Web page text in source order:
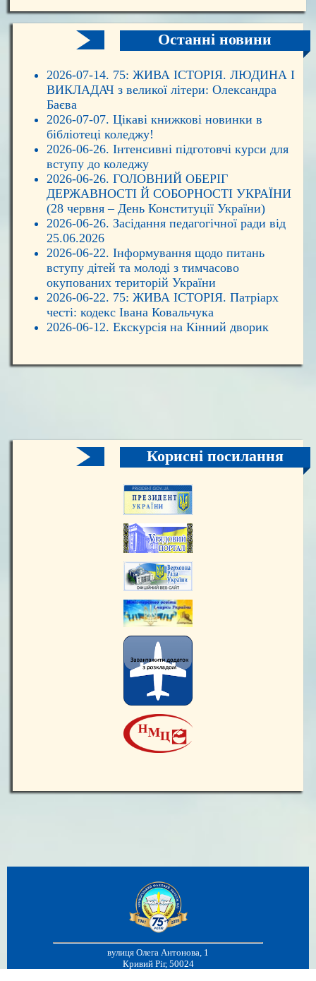
Останні новини
2026-07-14. 75: ЖИВА ІСТОРІЯ. ЛЮДИНА І
ВИКЛАДАЧ з великої літери: Олександра
Баєва
2026-07-07. Цікаві книжкові новинки в
бібліотеці коледжу!
2026-06-26. Інтенсивні підготовчі курси для
вступу до коледжу
2026-06-26. ГОЛОВНИЙ ОБЕРІГ
ДЕРЖАВНОСТІ Й СОБОРНОСТІ УКРАЇНИ
(28 червня – День Конституції України)
2026-06-26. Засідання педагогічної ради від
25.06.2026
2026-06-22. Інформування щодо питань
вступу дітей та молоді з тимчасово
окупованих територій України
2026-06-22. 75: ЖИВА ІСТОРІЯ. Патріарх
честі: кодекс Івана Ковальчука
2026-06-12. Екскурсія на Кінний дворик
Корисні посилання
вулиця Олега Антонова, 1
Кривий Ріг, 50024